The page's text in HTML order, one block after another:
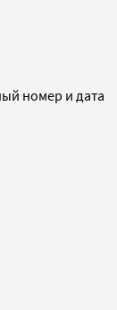
номер и дата